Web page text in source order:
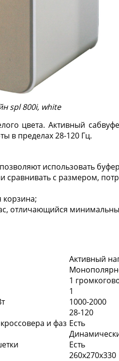
spl 800i, white
цвета.Активный
в пределах 28-120 Гц.
использовать
сравнивать с размером,
корзина;
отличающийся
Активный
1
1
1000-2000
28-120
и фаз Есть
Есть
260х270х330